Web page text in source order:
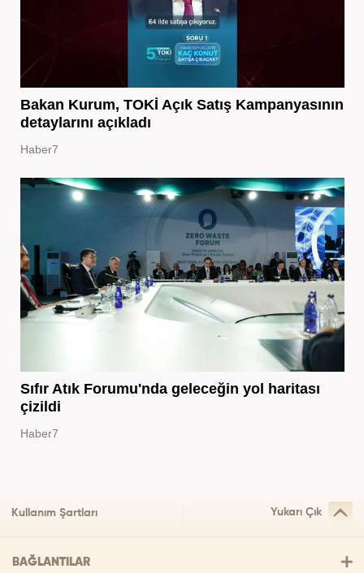
Bakan Kurum, TOKİ Açık Satış Kampanyasının
detaylarını açıkladı
Haber7
Sıfır Atık Forumu'nda geleceğin yol haritası
çizildi
Haber7
Kullanım Şartları Yukarı Çık
BAĞLANTILAR